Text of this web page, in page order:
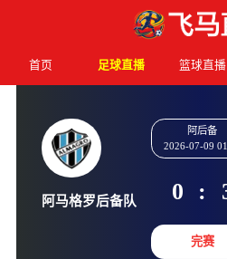
首页 足球直播 篮球直播
阿马格罗后备队 0